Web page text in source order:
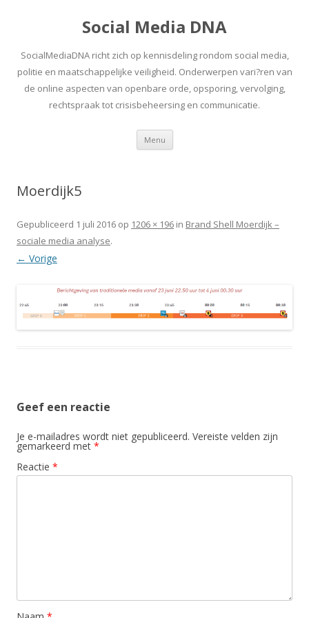
Social Media DNA
SocialMediaDNA richt zich op kennisdeling rondom social media,
politie en maatschappelijke veiligheid. Onderwerpen vari?ren van
de online aspecten van openbare orde, opsporing, vervolging,
rechtspraak tot crisisbeheersing en communicatie.
Menu Spring
inhoud
Moerdijk5
Gepubliceerd 1 juli 2016 op 1206 × 196 in Brand Shell Moerdijk –
sociale media analyse.
← Vorige
Geef een reactie
Je e-mailadres wordt niet gepubliceerd. Vereiste velden zijn
gemarkeerd met *
Reactie *